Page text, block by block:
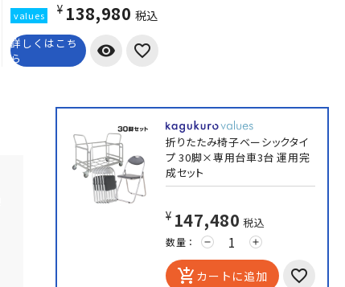
¥138,980 税込
詳しくはこち
ら
visibility
折りたたみ椅子ベーシックタイ
プ 30脚×専用台車3台 運用完
成セット
¥147,480 税込
数量： remove add
add_shopping_cart カートに追加